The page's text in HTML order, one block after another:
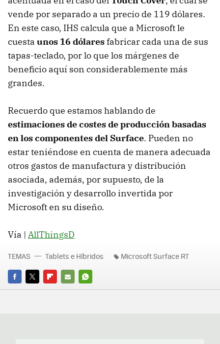
vende por separado a un precio de 119 dólares.
En este caso, IHS calcula que a Microsoft le
cuesta unos 16 dólaresfabricar cada una de sus
tapas-teclado, por lo que los márgenes de
beneficio aquí son considerablemente más
grandes.
Recuerdo que estamos hablando de
estimaciones de costes de producción basadas
en los componentes del Surface. Pueden no
estar teniéndose en cuenta de manera adecuada
otros gastos de manufactura y distribución
asociada, además, por supuesto, de la
investigación y desarrollo invertida por
Microsoft en su diseño.
Vía | AllThingsD
FACEBOOK
TWITTERFLIPBOARD
E-
WHATSAPP
TEMAS Tablets e Híbridos Microsoft Surface RT